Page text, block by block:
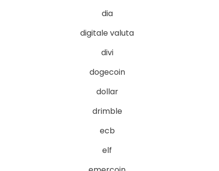
dia
digitale valuta
divi
dogecoin
dollar
drimble
ecb
elf